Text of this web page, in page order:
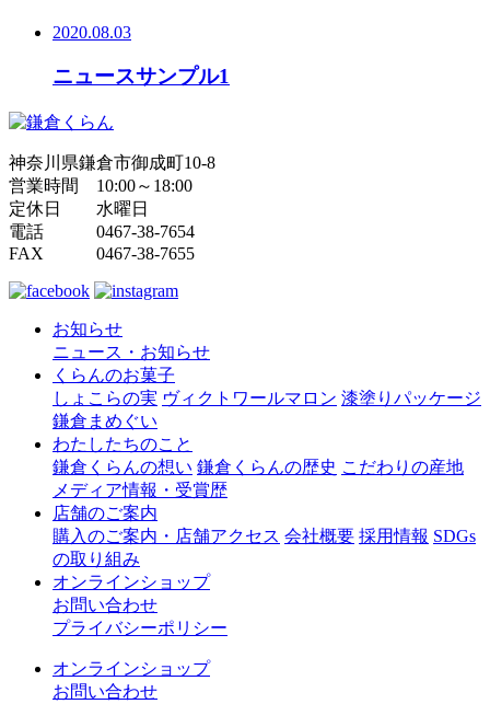
2020.08.03
ニュースサンプル1
神奈川県鎌倉市御成町10-8
営業時間 10:00～18:00
定休日 水曜日
電話 0467-38-7654
FAX 0467-38-7655
お知らせ
ニュース・お知らせ
くらんのお菓子
しょこらの実 ヴィクトワールマロン 漆塗りパッケージ
鎌倉まめぐい
わたしたちのこと
鎌倉くらんの想い 鎌倉くらんの歴史 こだわりの産地
メディア情報・受賞歴
店舗のご案内
購入のご案内・店舗アクセス 会社概要 採用情報 SDGs
の取り組み
オンラインショップ
お問い合わせ
プライバシーポリシー
オンラインショップ
お問い合わせ